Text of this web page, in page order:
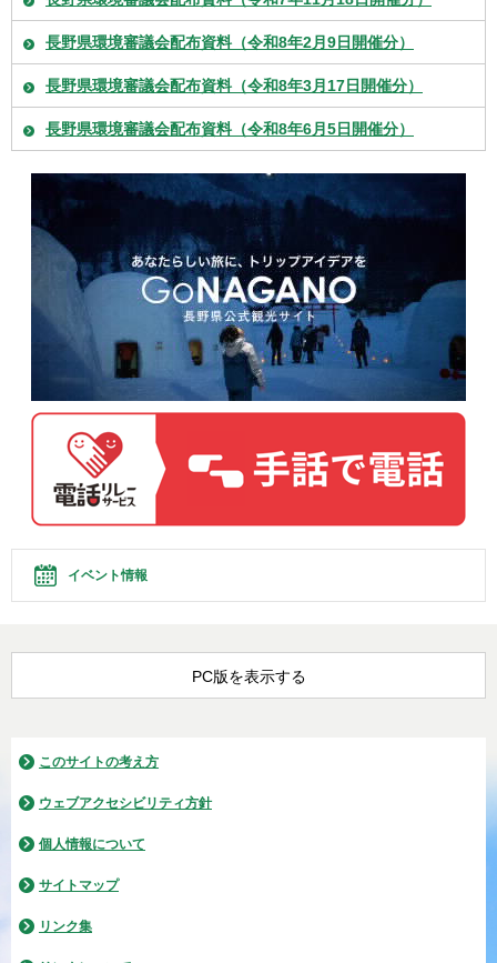
長野県環境審議会配布資料（令和8年2月9日開催分）
長野県環境審議会配布資料（令和8年3月17日開催分）
長野県環境審議会配布資料（令和8年6月5日開催分）
イベント情報
PC版を表示する
このサイトの考え方
ウェブアクセシビリティ方針
個人情報について
サイトマップ
リンク集